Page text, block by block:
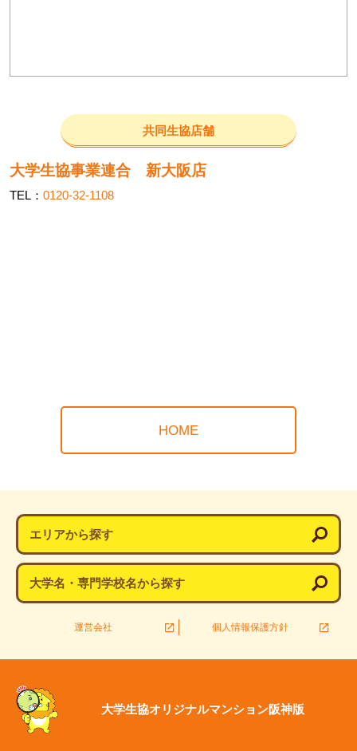
共同生協店舗
大学生協事業連合 新大阪店
TEL： 0120-32-1108
HOME
エリアから探す
大学名・専門学校名から探す
運営会社 個人情報保護方針
大学生協オリジナルマンション阪神版